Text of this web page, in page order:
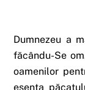
Dumnezeu a
făcându-Se
oamenilor
esenţa